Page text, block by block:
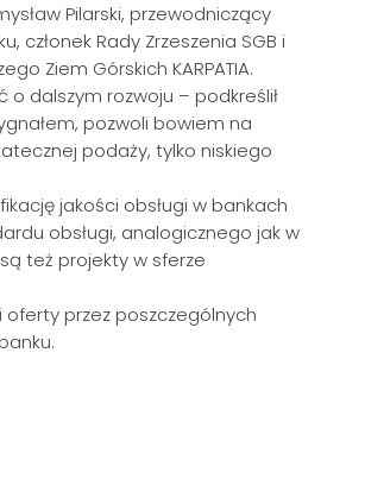
Pilarski, przewodniczący
członek Rady Zrzeszenia SGB i
Ziem Górskich KARPATIA.
dalszym rozwoju – podkreślił
pozwoli bowiem na
podaży, tylko niskiego
jakości obsługi w bankach
obsługi, analogicznego jak w
też projekty w sferze
oferty przez poszczególnych